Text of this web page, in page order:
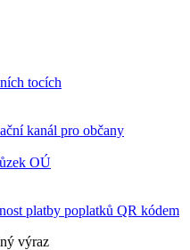
tocích
kanál pro občany
OÚ
platby poplatků QR kódem
výraz